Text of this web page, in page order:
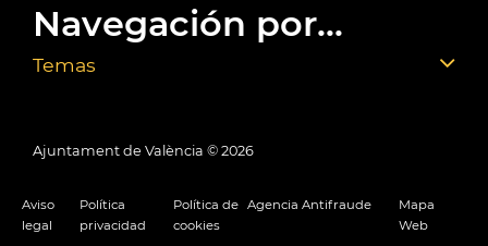
Navegación por...
Temas
Ajuntament de València © 2026
Aviso
legal
Política
privacidad
Política de
cookies
Agencia Antifraude
Mapa
Web